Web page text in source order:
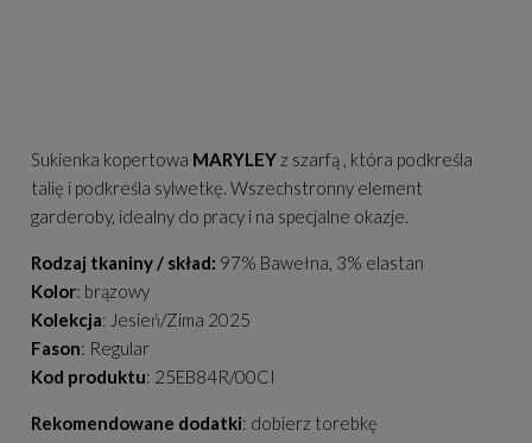
Sukienka kopertowa MARYLEY z szarfą , która podkreśla
talię i podkreśla sylwetkę. Wszechstronny element
garderoby, idealny do pracy i na specjalne okazje.
Rodzaj tkaniny / skład: 97% Bawełna, 3% elastan
Kolor: brązowy
Kolekcja: Jesień/Zima 2025
Fason: Regular
Kod produktu: 25EB84R/00CI
Rekomendowane dodatki: dobierz torebkę